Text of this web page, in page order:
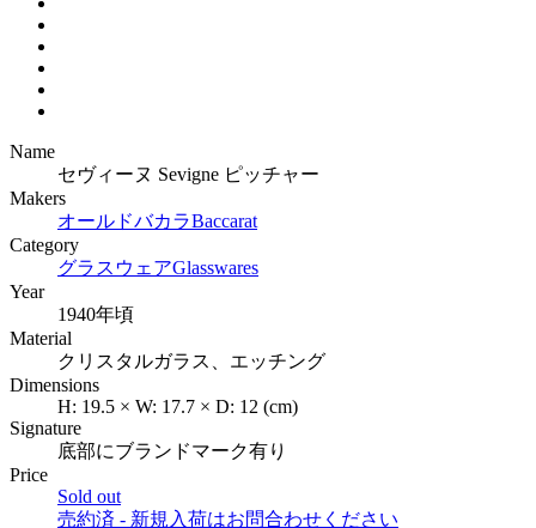
Name
セヴィーヌ Sevigne ピッチャー
Makers
オールドバカラBaccarat
Category
グラスウェアGlasswares
Year
1940年頃
Material
クリスタルガラス、エッチング
Dimensions
H: 19.5 × W: 17.7 × D: 12 (cm)
Signature
底部にブランドマーク有り
Price
Sold out
売約済 - 新規入荷はお問合わせください